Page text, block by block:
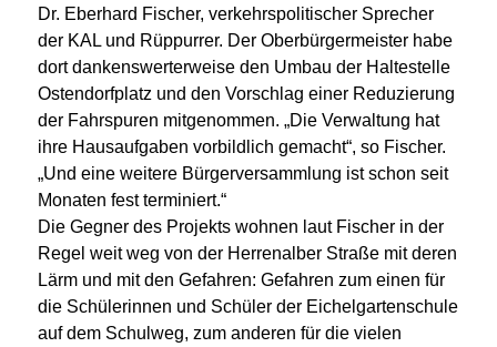
Dr. Eberhard Fischer, verkehrspolitischer Sprecher
der KAL und Rüppurrer. Der Oberbürgermeister habe
dort dankenswerterweise den Umbau der Haltestelle
Ostendorfplatz und den Vorschlag einer Reduzierung
der Fahrspuren mitgenommen. „Die Verwaltung hat
ihre Hausaufgaben vorbildlich gemacht“, so Fischer.
„Und eine weitere Bürgerversammlung ist schon seit
Monaten fest terminiert.“
Die Gegner des Projekts wohnen laut Fischer in der
Regel weit weg von der Herrenalber Straße mit deren
Lärm und mit den Gefahren: Gefahren zum einen für
die Schülerinnen und Schüler der Eichelgartenschule
auf dem Schulweg, zum anderen für die vielen